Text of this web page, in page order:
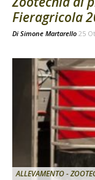
Fieragricola
Di Simone Martarello 25
ALLEVAMENTO -